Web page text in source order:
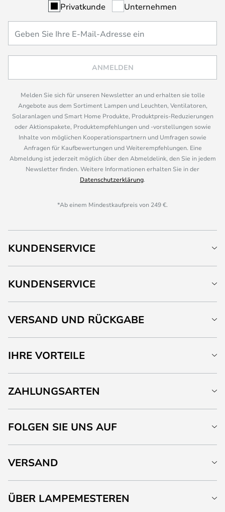
Privatkunde Unternehmen
ANMELDEN
Melden Sie sich für unseren Newsletter an und erhalten sie tolle
Angebote aus dem Sortiment Lampen und Leuchten, Ventilatoren,
Solaranlagen und Smart Home Produkte, Produktpreis-Reduzierungen
oder Aktionspakete, Produktempfehlungen und -vorstellungen sowie
Inhalte von möglichen Kooperationspartnern und Umfragen sowie
Anfragen für Kaufbewertungen und Weiterempfehlungen. Eine
Abmeldung ist jederzeit möglich über den Abmeldelink, den Sie in jedem
Newsletter finden. Weitere Informationen erhalten Sie in der
Datenschutzerklärung.
*Ab einem Mindestkaufpreis von 249 €.
KUNDENSERVICE
KUNDENSERVICE
VERSAND UND RÜCKGABE
IHRE VORTEILE
ZAHLUNGSARTEN
FOLGEN SIE UNS AUF
VERSAND
ÜBER LAMPEMESTEREN